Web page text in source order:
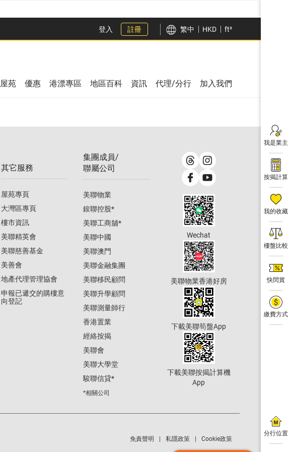
登入 註冊 繁中 HKD ft²
我是業主
按揭計算
我的收藏
樓盤比較
快閃賞
繳費方式
分行位置
屋苑 優惠 港漂專區 地區百科 資訊 代理/分行 加入我們
其它服務
屋苑專頁
大灣區專頁
樓市資訊
美聯精英會
美聯慈善基金
美善會
地產代理管理協會
申報已遞交的購樓意
向登記
集團成員/
聯屬公司
美聯物業
鋑聯控股*
美聯工商舖*
美聯中國
美聯澳門
美聯金融集團
美聯移民顧問
美聯升學顧問
美聯測量師行
香港置業
經絡按揭
美聯會
美聯大學堂
駿聯信貸*
*相關公司
Wechat
美聯物業香港好房
下載美聯筍盤App
下載美聯按揭計算機
App
免責聲明 私隱政策 Cookie政策